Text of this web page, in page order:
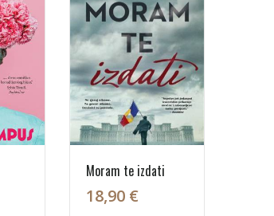
Moram te izdati
18,90 €